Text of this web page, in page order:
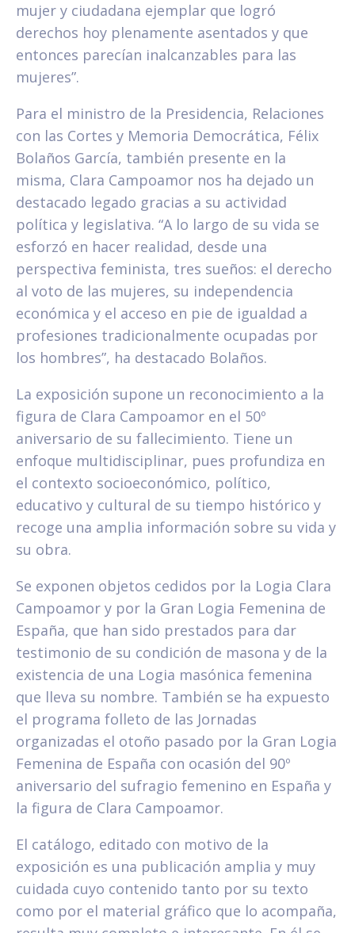
mujer y ciudadana ejemplar que logró
derechos hoy plenamente asentados y que
entonces parecían inalcanzables para las
mujeres”.
Para el ministro de la Presidencia, Relaciones
con las Cortes y Memoria Democrática, Félix
Bolaños García, también presente en la
misma, Clara Campoamor nos ha dejado un
destacado legado gracias a su actividad
política y legislativa. “A lo largo de su vida se
esforzó en hacer realidad, desde una
perspectiva feminista, tres sueños: el derecho
al voto de las mujeres, su independencia
económica y el acceso en pie de igualdad a
profesiones tradicionalmente ocupadas por
los hombres”, ha destacado Bolaños.
La exposición supone un reconocimiento a la
figura de Clara Campoamor en el 50º
aniversario de su fallecimiento. Tiene un
enfoque multidisciplinar, pues profundiza en
el contexto socioeconómico, político,
educativo y cultural de su tiempo histórico y
recoge una amplia información sobre su vida y
su obra.
Se exponen objetos cedidos por la Logia Clara
Campoamor y por la Gran Logia Femenina de
España, que han sido prestados para dar
testimonio de su condición de masona y de la
existencia de una Logia masónica femenina
que lleva su nombre. También se ha expuesto
el programa folleto de las Jornadas
organizadas el otoño pasado por la Gran Logia
Femenina de España con ocasión del 90º
aniversario del sufragio femenino en España y
la figura de Clara Campoamor.
El catálogo, editado con motivo de la
exposición es una publicación amplia y muy
cuidada cuyo contenido tanto por su texto
como por el material gráfico que lo acompaña,